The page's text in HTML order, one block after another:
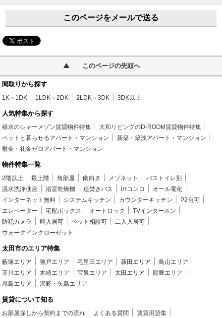
このページをメールで送る
このページの先頭へ
間取りから探す
1K～1DK 1LDK～2DK 2LDK～3DK 3DK以上
人気特集から探す
積水のシャーメゾン賃貸物件特集
大和リビングのD-ROOM賃貸物件特集
ペットと暮らせるアパート・マンション
新築・築浅アパート・マンション
敷金・礼金ゼロアパート・マンション
物件特集一覧
2階以上 最上階 角部屋 南向き メゾネット
バストイレ別
温水洗浄便座
浴室乾燥機 追焚きバス IHコンロ
オール電化
インターネット無料
システムキッチン カウンターキッチン
P2台可
エレベーター
宅配ボックス オートロック
TVインターホン
防犯カメラ
即入居可 ペット相談可
二人入居可
ウォークインクローゼット
太田市のエリア特集
藪塚エリア 強戸エリア 毛里田エリア 新田エリア
鳥山エリア
韮川エリア
木崎エリア 宝泉エリア 太田エリア
龍舞エリア
尾島エリア
沢野・矢島エリア
賃貸について知る
お部屋探しから契約までの流れ よくある質問
賃貸用語集